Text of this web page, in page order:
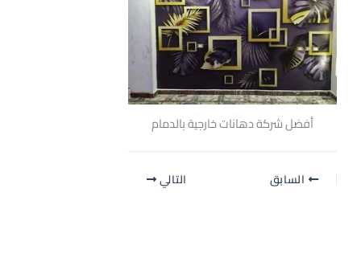
أفضل شركة دهانات خارجية بالدمام
السابق التالي